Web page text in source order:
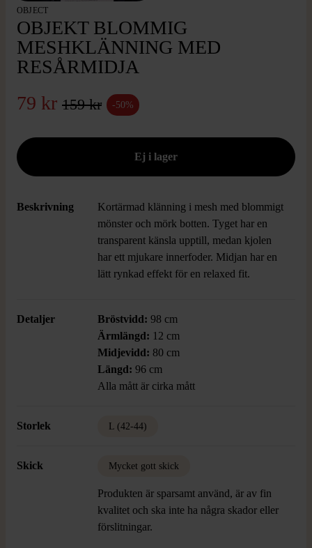
OBJECT
OBJEKT BLOMMIG
MESHKLÄNNING MED
RESÅRMIDJA
79 kr 159 kr -50%
Beskrivning
Kortärmad klänning i mesh med blommigt
mönster och mörk botten. Tyget har en
transparent känsla upptill, medan kjolen
har ett mjukare innerfoder. Midjan har en
lätt rynkad effekt för en relaxed fit.
Detaljer Bröstvidd: 98 cm
Ärmlängd: 12 cm
Midjevidd: 80 cm
Längd: 96 cm
Alla mått är cirka mått
Storlek L (42-44)
Skick Mycket gott skick
Produkten är sparsamt använd, är av fin
kvalitet och ska inte ha några skador eller
förslitningar.